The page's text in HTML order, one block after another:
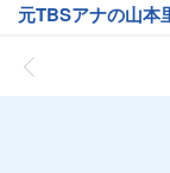
元TBSアナの山本